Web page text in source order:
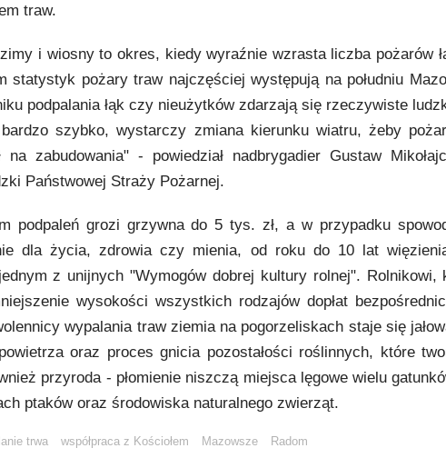
traw.
zimy i wiosny to okres, kiedy wyraźnie wzrasta liczba pożarów
statystyk pożary traw najczęściej występują na południu
podpalania łąk czy nieużytków zdarzają się rzeczywiste
szybko, wystarczy zmiana kierunku wiatru, żeby
na zabudowania" - powiedział nadbrygadier Gustaw
Państwowej Straży Pożarnej.
podpaleń grozi grzywna do 5 tys. zł, a w przypadku
dla życia, zdrowia czy mienia, od roku do 10 lat
z unijnych "Wymogów dobrej kultury rolnej".
wysokości wszystkich rodzajów dopłat
wypalania traw ziemia na pogorzeliskach staje się
oraz proces gnicia pozostałości roślinnych, które
przyroda - płomienie niszczą miejsca lęgowe wielu
ptaków oraz środowiska naturalnego zwierząt.
trwa współpraca z Kościołem Mazowsze Radom